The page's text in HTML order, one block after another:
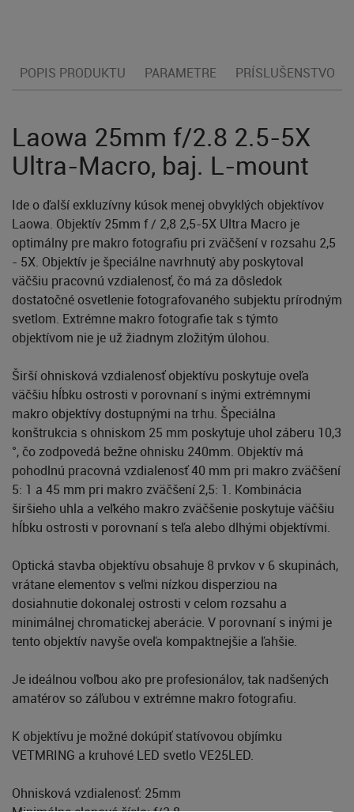
POPIS PRODUKTU PARAMETRE PRÍSLUŠENSTVO
Laowa 25mm f/2.8 2.5-5X
Ultra-Macro, baj. L-mount
Ide o ďalší exkluzívny kúsok menej obvyklých objektívov
Laowa. Objektív 25mm f / 2,8 2,5-5X Ultra Macro je
optimálny pre makro fotografiu pri zväčšení v rozsahu 2,5
- 5X. Objektív je špeciálne navrhnutý aby poskytoval
väčšiu pracovnú vzdialenosť, čo má za dôsledok
dostatočné osvetlenie fotografovaného subjektu prírodným
svetlom. Extrémne makro fotografie tak s týmto
objektívom nie je už žiadnym zložitým úlohou.
Širší ohnisková vzdialenosť objektívu poskytuje oveľa
väčšiu hĺbku ostrosti v porovnaní s inými extrémnymi
makro objektívy dostupnými na trhu. Špeciálna
konštrukcia s ohniskom 25 mm poskytuje uhol záberu 10,3
°, čo zodpovedá bežne ohnisku 240mm. Objektív má
pohodlnú pracovná vzdialenosť 40 mm pri makro zväčšení
5: 1 a 45 mm pri makro zväčšení 2,5: 1. Kombinácia
širšieho uhla a veľkého makro zväčšenie poskytuje väčšiu
hĺbku ostrosti v porovnaní s teľa alebo dlhými objektívmi.
Optická stavba objektívu obsahuje 8 prvkov v 6 skupinách,
vrátane elementov s veľmi nízkou disperziou na
dosiahnutie dokonalej ostrosti v celom rozsahu a
minimálnej chromatickej aberácie. V porovnaní s inými je
tento objektív navyše oveľa kompaktnejšie a ľahšie.
Je ideálnou voľbou ako pre profesionálov, tak nadšených
amatérov so záľubou v extrémne makro fotografiu.
K objektívu je možné dokúpiť statívovou objímku
VETMRING a kruhové LED svetlo VE25LED.
Ohnisková vzdialenosť: 25mm